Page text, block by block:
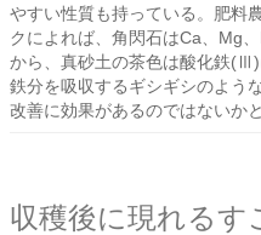
やすい性質も持っている。肥料
クによれば、角閃石はCa、Mg
から、真砂土の茶色は酸化鉄(Ⅲ)
鉄分を吸収するギシギシのよう
改善に効果があるのではないか
収穫後に現れるす